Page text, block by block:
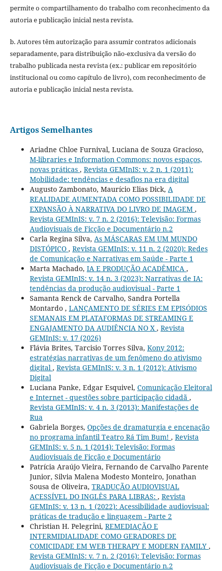
permite o compartilhamento do trabalho com reconhecimento da
autoria e publicação inicial nesta revista.
b. Autores têm autorização para assumir contratos adicionais
separadamente, para distribuição não-exclusiva da versão do
trabalho publicada nesta revista (ex.: publicar em repositório
institucional ou como capítulo de livro), com reconhecimento de
autoria e publicação inicial nesta revista.
Artigos Semelhantes
Ariadne Chloe Furnival, Luciana de Souza Gracioso,
M-libraries e Information Commons: novos espaços,
novas práticas , Revista GEMInIS: v. 2 n. 1 (2011):
Mobilidade: tendências e desafios na era digital
Augusto Zambonato, Maurício Elias Dick, A
REALIDADE AUMENTADA COMO POSSIBILIDADE DE
EXPANSÃO À NARRATIVA DO LIVRO DE IMAGEM ,
Revista GEMInIS: v. 7 n. 2 (2016): Televisão: Formas
Audiovisuais de Ficção e Documentário n.2
Carla Regina Silva, As MÁSCARAS EM UM MUNDO
DISTÓPICO , Revista GEMInIS: v. 11 n. 2 (2020): Redes
de Comunicação e Narrativas em Saúde - Parte 1
Marta Machado, IA E PRODUÇÃO ACADÊMICA ,
Revista GEMInIS: v. 14 n. 3 (2023): Narrativas de IA:
tendências da produção audiovisual - Parte 1
Samanta Renck de Carvalho, Sandra Portella
Montardo , LANÇAMENTO DE SÉRIES EM EPISÓDIOS
SEMANAIS EM PLATAFORMAS DE STREAMING E
ENGAJAMENTO DA AUDIÊNCIA NO X , Revista
GEMInIS: v. 17 (2026)
Flávia Brites, Tarcisio Torres Silva, Kony 2012:
estratégias narrativas de um fenômeno do ativismo
digital , Revista GEMInIS: v. 3 n. 1 (2012): Ativismo
Digital
Luciana Panke, Edgar Esquivel, Comunicação Eleitoral
e Internet - questões sobre participação cidadã ,
Revista GEMInIS: v. 4 n. 3 (2013): Manifestações de
Rua
Gabriela Borges, Opções de dramaturgia e encenação
no programa infantil Teatro Rá Tim Bum! , Revista
GEMInIS: v. 5 n. 1 (2014): Televisão: Formas
Audiovisuais de Ficção e Documentário
Patrícia Araújo Vieira, Fernando de Carvalho Parente
Junior, Silvia Malena Modesto Monteiro, Jonathan
Sousa de Oliveira, TRADUÇÃO AUDIOVISUAL
ACESSÍVEL DO INGLÊS PARA LIBRAS: , Revista
GEMInIS: v. 13 n. 1 (2022): Acessibilidade audiovisual:
práticas de tradução e linguagem - Parte 2
Christian H. Pelegrini, REMEDIAÇÃO E
INTERMIDIALIDADE COMO GERADORES DE
COMICIDADE EM WEB THERAPY E MODERN FAMILY ,
Revista GEMInIS: v. 7 n. 2 (2016): Televisão: Formas
Audiovisuais de Ficção e Documentário n.2